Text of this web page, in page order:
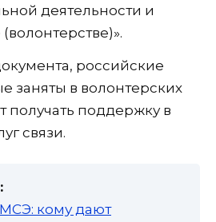
деятельности и
российские
заняты в волонтерских
получать поддержку в
связи.
кому дают